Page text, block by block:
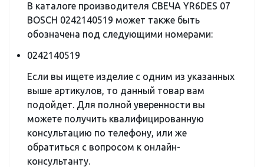
В каталоге производителя СВЕЧА YR6DES 07
BOSCH 0242140519 может также быть
обозначена под следующими номерами:
0242140519
Если вы ищете изделие с одним из указанных
выше артикулов, то данный товар вам
подойдет. Для полной уверенности вы
можете получить квалифицированную
консультацию по телефону, или же
обратиться с вопросом к онлайн-
консультанту.